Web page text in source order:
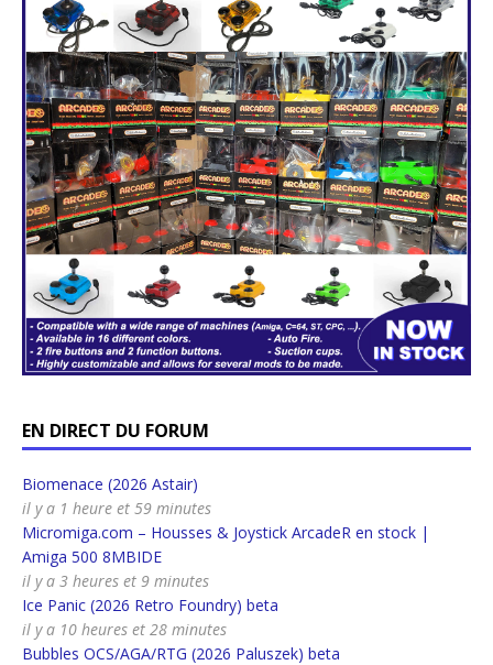
EN DIRECT DU FORUM
Biomenace (2026 Astair)
il y a 1 heure et 59 minutes
Micromiga.com – Housses & Joystick ArcadeR en stock |
Amiga 500 8MBIDE
il y a 3 heures et 9 minutes
Ice Panic (2026 Retro Foundry) beta
il y a 10 heures et 28 minutes
Bubbles OCS/AGA/RTG (2026 Paluszek) beta